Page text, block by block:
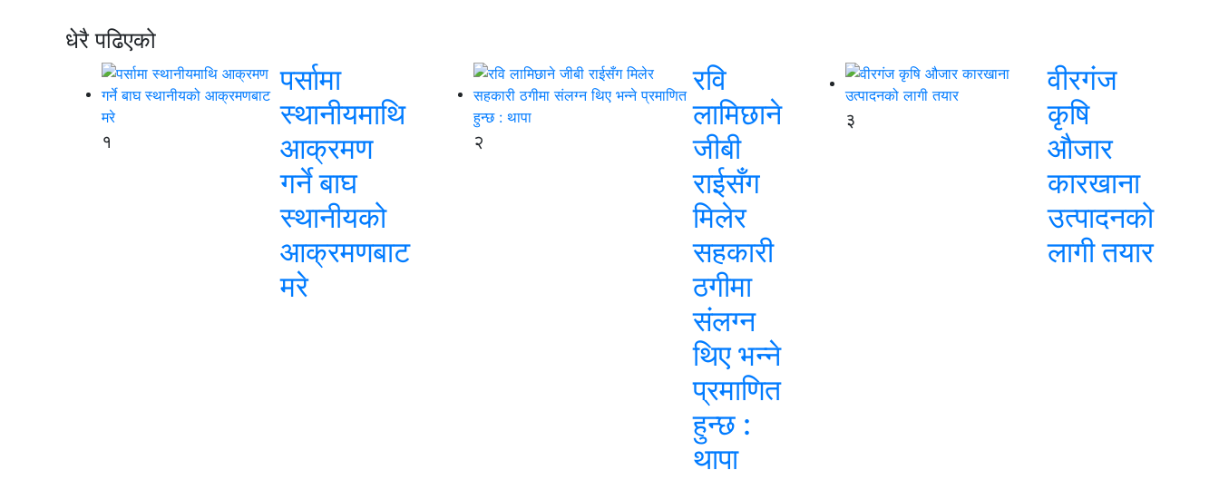
धेरै पढिएको
१
पर्सामा
स्थानीयमाथि
आक्रमण
गर्ने बाघ
स्थानीयको
आक्रमणबाट
मरे
२
रवि
लामिछाने
जीबी
राईसँग
मिलेर
सहकारी
ठगीमा
संलग्न
थिए भन्ने
प्रमाणित
हुन्छ :
थापा
३
वीरगंज
कृषि
औजार
कारखाना
उत्पादनको
लागी तयार